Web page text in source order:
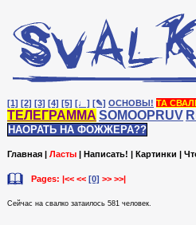
[1] [2] [3] [4] [5] [♩] [✎] ОСНОВЫ! ТА
ТЕЛЕГРАММА SOMOOPRUV
НАОРАТЬ НА ФОЖЖЕРА??
Главная | Ласты | Написать! | Картинки |
Pages: |<< << [0] >> >>|
Сейчас на cвалко затаилось 581 человек.